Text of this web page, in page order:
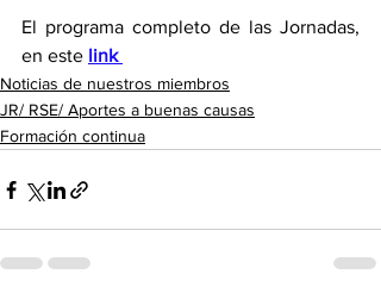
El programa completo de las Jornadas,
en este link
Noticias de nuestros miembros
JR/ RSE/ Aportes a buenas causas
Formación continua